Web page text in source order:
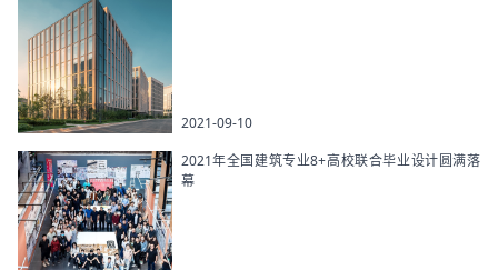
2021-09-10
2021年全国建筑专业8+高校联合毕业设计圆满落
幕